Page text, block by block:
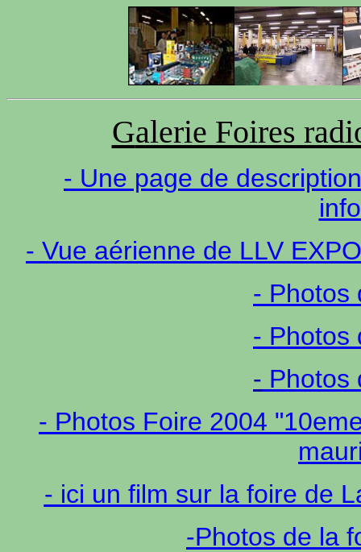
Galerie Foires
- Une page de
- Vue aérienne de LLV
- Photos
- Photos
- Photos
- Photos Foire 2004
- ici un film sur la foire de
-Photos de la